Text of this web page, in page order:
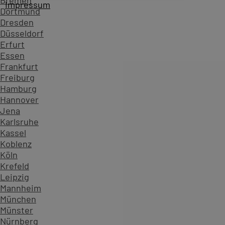
Dortmund
Dresden
Düsseldorf
Erfurt
Essen
Frankfurt
Freiburg
Hamburg
Hannover
Jena
Karlsruhe
Kassel
Koblenz
Köln
Krefeld
Leipzig
Mannheim
München
Münster
Nürnberg
Startseite
Zahlen, die Vertrauen schaffen - überzeugen Sie sich
234.599
Teilnehmende
904
Seminarthemen
97.964
Impressum